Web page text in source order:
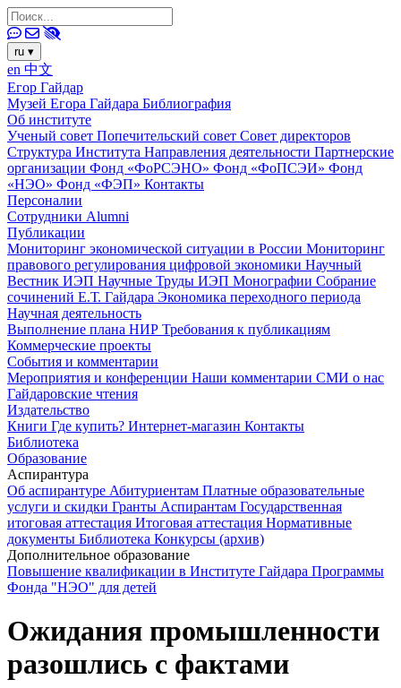
ru ▾
en 中文
Егор Гайдар
Музей Егора Гайдара Библиография
Об институте
Ученый совет Попечительский совет Совет директоров
Структура Института Направления деятельности Партнерские
организации Фонд «ФоРСЭНО» Фонд «ФоПСЭИ» Фонд
«НЭО» Фонд «ФЭП» Контакты
Персоналии
Сотрудники Alumni
Публикации
Мониторинг экономической ситуации в России Мониторинг
правового регулирования цифровой экономики Научный
Вестник ИЭП Научные Труды ИЭП Монографии Собрание
сочинений Е.Т. Гайдара Экономика переходного периода
Научная деятельность
Выполнение плана НИР Требования к публикациям
Коммерческие проекты
События и комментарии
Мероприятия и конференции Наши комментарии СМИ о нас
Гайдаровские чтения
Издательство
Книги Где купить? Интернет-магазин Контакты
Библиотека
Образование
Аспирантура
Об аспирантуре Абитуриентам Платные образовательные
услуги и скидки Гранты Аспирантам Государственная
итоговая аттестация Итоговая аттестация Нормативные
документы Библиотека Конкурсы (архив)
Дополнительное образование
Повышение квалификации в Институте Гайдара Программы
Фонда "НЭО" для детей
Ожидания промышленности
разошлись с фактами